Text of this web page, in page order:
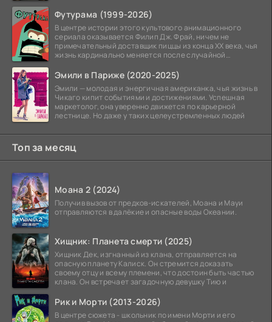
Футурама (1999-2026)
В центре истории этого культового анимационного
сериала оказывается Филип Дж. Фрай, ничем не
примечательный доставщик пиццы из конца XX века, чья
жизнь кардинально меняется после случайной
Эмили в Париже (2020-2025)
Эмили — молодая и энергичная американка, чья жизнь в
Чикаго кипит событиями и достижениями. Успешная
маркетолог, она уверенно движется по карьерной
лестнице. Но даже у таких целеустремленных людей
Топ за месяц
Моана 2 (2024)
Получив вызов от предков-искателей, Моана и Мауи
отправляются в далёкие и опасные воды Океании.
Хищник: Планета смерти (2025)
Хищник Дек, изгнанный из клана, отправляется на
опасную планету Калиск. Он стремится доказать
своему отцу и всему племени, что достоин быть частью
клана. Он встречает загадочную девушку Тию и
Рик и Морти (2013-2026)
В центре сюжета - школьник по имени Морти и его